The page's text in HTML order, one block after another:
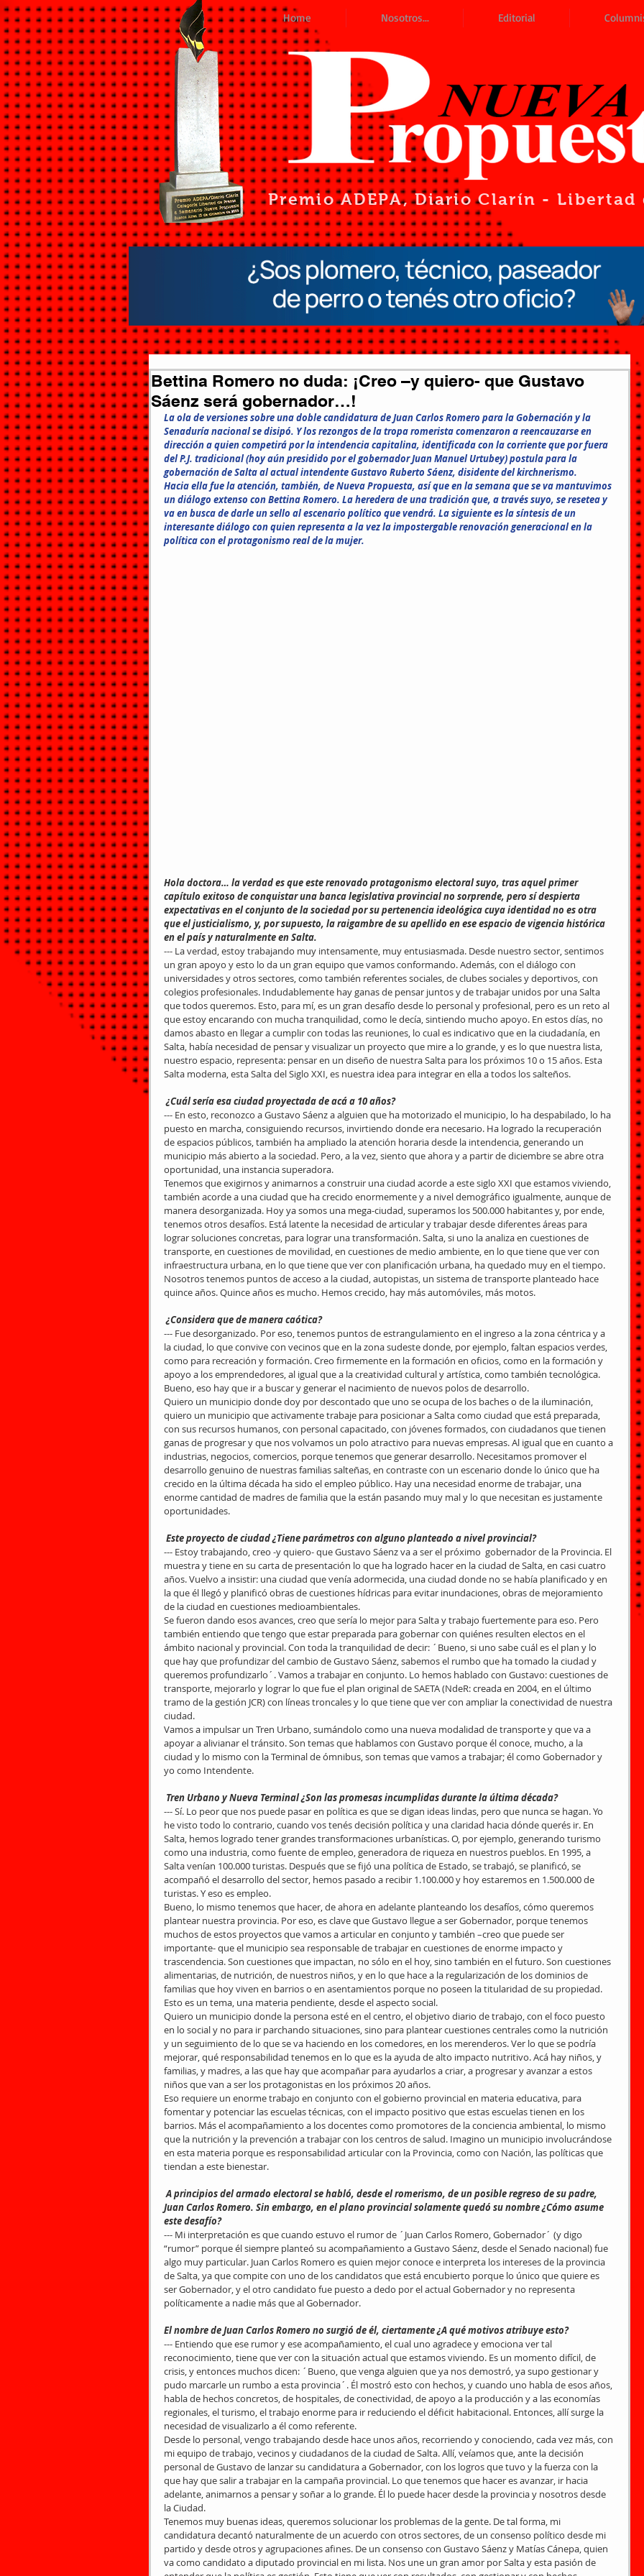
Home Nosotros... Editorial
Premio ADEPA, Diario Clarín - Libertad
Bettina Romero no duda: ¡Creo –y quiero- que Gustavo
Sáenz será gobernador…!
La ola de versiones sobre una doble candidatura de Juan Carlos Romero para la Gobernación y la
Senaduría nacional se disipó. Y los rezongos de la tropa romerista comenzaron a reencauzarse en
dirección a quien competirá por la intendencia capitalina, identificada con la corriente que por fuera
del P.J. tradicional (hoy aún presidido por el gobernador Juan Manuel Urtubey) postula para la
gobernación de Salta al actual intendente Gustavo Ruberto Sáenz, disidente del kirchnerismo.
Hacia ella fue la atención, también, de Nueva Propuesta, así que en la semana que se va mantuvimos
un diálogo extenso con Bettina Romero. La heredera de una tradición que, a través suyo, se resetea y
va en busca de darle un sello al escenario político que vendrá. La siguiente es la síntesis de un
interesante diálogo con quien representa a la vez la impostergable renovación generacional en la
política con el protagonismo real de la mujer.
Hola doctora… la verdad es que este renovado protagonismo electoral suyo, tras aquel primer
capítulo exitoso de conquistar una banca legislativa provincial no sorprende, pero sí despierta
expectativas en el conjunto de la sociedad por su pertenencia ideológica cuya identidad no es otra
que el justicialismo, y, por supuesto, la raigambre de su apellido en ese espacio de vigencia histórica
en el país y naturalmente en Salta.
--- La verdad, estoy trabajando muy intensamente, muy entusiasmada. Desde nuestro sector, sentimos
un gran apoyo y esto lo da un gran equipo que vamos conformando. Además, con el diálogo con
universidades y otros sectores, como también referentes sociales, de clubes sociales y deportivos, con
colegios profesionales. Indudablemente hay ganas de pensar juntos y de trabajar unidos por una Salta
que todos queremos. Esto, para mí, es un gran desafío desde lo personal y profesional, pero es un reto al
que estoy encarando con mucha tranquilidad, como le decía, sintiendo mucho apoyo. En estos días, no
damos abasto en llegar a cumplir con todas las reuniones, lo cual es indicativo que en la ciudadanía, en
Salta, había necesidad de pensar y visualizar un proyecto que mire a lo grande, y es lo que nuestra lista,
nuestro espacio, representa: pensar en un diseño de nuestra Salta para los próximos 10 o 15 años. Esta
Salta moderna, esta Salta del Siglo XXI, es nuestra idea para integrar en ella a todos los salteños.
¿Cuál sería esa ciudad proyectada de acá a 10 años?
--- En esto, reconozco a Gustavo Sáenz a alguien que ha motorizado el municipio, lo ha despabilado, lo ha
puesto en marcha, consiguiendo recursos, invirtiendo donde era necesario. Ha logrado la recuperación
de espacios públicos, también ha ampliado la atención horaria desde la intendencia, generando un
municipio más abierto a la sociedad. Pero, a la vez, siento que ahora y a partir de diciembre se abre otra
oportunidad, una instancia superadora.
Tenemos que exigirnos y animarnos a construir una ciudad acorde a este siglo XXI que estamos viviendo,
también acorde a una ciudad que ha crecido enormemente y a nivel demográfico igualmente, aunque de
manera desorganizada. Hoy ya somos una mega-ciudad, superamos los 500.000 habitantes y, por ende,
tenemos otros desafíos. Está latente la necesidad de articular y trabajar desde diferentes áreas para
lograr soluciones concretas, para lograr una transformación. Salta, si uno la analiza en cuestiones de
transporte, en cuestiones de movilidad, en cuestiones de medio ambiente, en lo que tiene que ver con
infraestructura urbana, en lo que tiene que ver con planificación urbana, ha quedado muy en el tiempo.
Nosotros tenemos puntos de acceso a la ciudad, autopistas, un sistema de transporte planteado hace
quince años. Quince años es mucho. Hemos crecido, hay más automóviles, más motos.
¿Considera que de manera caótica?
--- Fue desorganizado. Por eso, tenemos puntos de estrangulamiento en el ingreso a la zona céntrica y a
la ciudad, lo que convive con vecinos que en la zona sudeste donde, por ejemplo, faltan espacios verdes,
como para recreación y formación. Creo firmemente en la formación en oficios, como en la formación y
apoyo a los emprendedores, al igual que a la creatividad cultural y artística, como también tecnológica.
Bueno, eso hay que ir a buscar y generar el nacimiento de nuevos polos de desarrollo.
Quiero un municipio donde doy por descontado que uno se ocupa de los baches o de la iluminación,
quiero un municipio que activamente trabaje para posicionar a Salta como ciudad que está preparada,
con sus recursos humanos, con personal capacitado, con jóvenes formados, con ciudadanos que tienen
ganas de progresar y que nos volvamos un polo atractivo para nuevas empresas. Al igual que en cuanto a
industrias, negocios, comercios, porque tenemos que generar desarrollo. Necesitamos promover el
desarrollo genuino de nuestras familias salteñas, en contraste con un escenario donde lo único que ha
crecido en la última década ha sido el empleo público. Hay una necesidad enorme de trabajar, una
enorme cantidad de madres de familia que la están pasando muy mal y lo que necesitan es justamente
oportunidades.
Este proyecto de ciudad ¿Tiene parámetros con alguno planteado a nivel provincial?
--- Estoy trabajando, creo -y quiero- que Gustavo Sáenz va a ser el próximo  gobernador de la Provincia. El
muestra y tiene en su carta de presentación lo que ha logrado hacer en la ciudad de Salta, en casi cuatro
años. Vuelvo a insistir: una ciudad que venía adormecida, una ciudad donde no se había planificado y en
la que él llegó y planificó obras de cuestiones hídricas para evitar inundaciones, obras de mejoramiento
de la ciudad en cuestiones medioambientales.
Se fueron dando esos avances, creo que sería lo mejor para Salta y trabajo fuertemente para eso. Pero
también entiendo que tengo que estar preparada para gobernar con quiénes resulten electos en el
ámbito nacional y provincial. Con toda la tranquilidad de decir: ´Bueno, si uno sabe cuál es el plan y lo
que hay que profundizar del cambio de Gustavo Sáenz, sabemos el rumbo que ha tomado la ciudad y
queremos profundizarlo´. Vamos a trabajar en conjunto. Lo hemos hablado con Gustavo: cuestiones de
transporte, mejorarlo y lograr lo que fue el plan original de SAETA (NdeR: creada en 2004, en el último
tramo de la gestión JCR) con líneas troncales y lo que tiene que ver con ampliar la conectividad de nuestra
ciudad.
Vamos a impulsar un Tren Urbano, sumándolo como una nueva modalidad de transporte y que va a
apoyar a alivianar el tránsito. Son temas que hablamos con Gustavo porque él conoce, mucho, a la
ciudad y lo mismo con la Terminal de ómnibus, son temas que vamos a trabajar; él como Gobernador y
yo como Intendente.
Tren Urbano y Nueva Terminal ¿Son las promesas incumplidas durante la última década?
--- Sí. Lo peor que nos puede pasar en política es que se digan ideas lindas, pero que nunca se hagan. Yo
he visto todo lo contrario, cuando vos tenés decisión política y una claridad hacia dónde querés ir. En
Salta, hemos logrado tener grandes transformaciones urbanísticas. O, por ejemplo, generando turismo
como una industria, como fuente de empleo, generadora de riqueza en nuestros pueblos. En 1995, a
Salta venían 100.000 turistas. Después que se fijó una política de Estado, se trabajó, se planificó, se
acompañó el desarrollo del sector, hemos pasado a recibir 1.100.000 y hoy estaremos en 1.500.000 de
turistas. Y eso es empleo.
Bueno, lo mismo tenemos que hacer, de ahora en adelante planteando los desafíos, cómo queremos
plantear nuestra provincia. Por eso, es clave que Gustavo llegue a ser Gobernador, porque tenemos
muchos de estos proyectos que vamos a articular en conjunto y también –creo que puede ser
importante- que el municipio sea responsable de trabajar en cuestiones de enorme impacto y
trascendencia. Son cuestiones que impactan, no sólo en el hoy, sino también en el futuro. Son cuestiones
alimentarias, de nutrición, de nuestros niños, y en lo que hace a la regularización de los dominios de
familias que hoy viven en barrios o en asentamientos porque no poseen la titularidad de su propiedad.
Esto es un tema, una materia pendiente, desde el aspecto social.
Quiero un municipio donde la persona esté en el centro, el objetivo diario de trabajo, con el foco puesto
en lo social y no para ir parchando situaciones, sino para plantear cuestiones centrales como la nutrición
y un seguimiento de lo que se va haciendo en los comedores, en los merenderos. Ver lo que se podría
mejorar, qué responsabilidad tenemos en lo que es la ayuda de alto impacto nutritivo. Acá hay niños, y
familias, y madres, a las que hay que acompañar para ayudarlos a criar, a progresar y avanzar a estos
niños que van a ser los protagonistas en los próximos 20 años.
Eso requiere un enorme trabajo en conjunto con el gobierno provincial en materia educativa, para
fomentar y potenciar las escuelas técnicas, con el impacto positivo que estas escuelas tienen en los
barrios. Más el acompañamiento a los docentes como promotores de la conciencia ambiental, lo mismo
que la nutrición y la prevención a trabajar con los centros de salud. Imagino un municipio involucrándose
en esta materia porque es responsabilidad articular con la Provincia, como con Nación, las políticas que
tiendan a este bienestar.
A principios del armado electoral se habló, desde el romerismo, de un posible regreso de su padre,
Juan Carlos Romero. Sin embargo, en el plano provincial solamente quedó su nombre ¿Cómo asume
este desafío?
--- Mi interpretación es que cuando estuvo el rumor de ´Juan Carlos Romero, Gobernador´ (y digo
“rumor” porque él siempre planteó su acompañamiento a Gustavo Sáenz, desde el Senado nacional) fue
algo muy particular. Juan Carlos Romero es quien mejor conoce e interpreta los intereses de la provincia
de Salta, ya que compite con uno de los candidatos que está encubierto porque lo único que quiere es
ser Gobernador, y el otro candidato fue puesto a dedo por el actual Gobernador y no representa
políticamente a nadie más que al Gobernador.
El nombre de Juan Carlos Romero no surgió de él, ciertamente ¿A qué motivos atribuye esto?
--- Entiendo que ese rumor y ese acompañamiento, el cual uno agradece y emociona ver tal
reconocimiento, tiene que ver con la situación actual que estamos viviendo. Es un momento difícil, de
crisis, y entonces muchos dicen: ´Bueno, que venga alguien que ya nos demostró, ya supo gestionar y
pudo marcarle un rumbo a esta provincia´. Él mostró esto con hechos, y cuando uno habla de esos años,
habla de hechos concretos, de hospitales, de conectividad, de apoyo a la producción y a las economías
regionales, el turismo, el trabajo enorme para ir reduciendo el déficit habitacional. Entonces, allí surge la
necesidad de visualizarlo a él como referente.
Desde lo personal, vengo trabajando desde hace unos años, recorriendo y conociendo, cada vez más, con
mi equipo de trabajo, vecinos y ciudadanos de la ciudad de Salta. Allí, veíamos que, ante la decisión
personal de Gustavo de lanzar su candidatura a Gobernador, con los logros que tuvo y la fuerza con la
que hay que salir a trabajar en la campaña provincial. Lo que tenemos que hacer es avanzar, ir hacia
adelante, animarnos a pensar y soñar a lo grande. Él lo puede hacer desde la provincia y nosotros desde
la Ciudad.
Tenemos muy buenas ideas, queremos solucionar los problemas de la gente. De tal forma, mi
candidatura decantó naturalmente de un acuerdo con otros sectores, de un consenso político desde mi
partido y desde otros y agrupaciones afines. De un consenso con Gustavo Sáenz y Matías Cánepa, quien
va como candidato a diputado provincial en mi lista. Nos une un gran amor por Salta y esta pasión de